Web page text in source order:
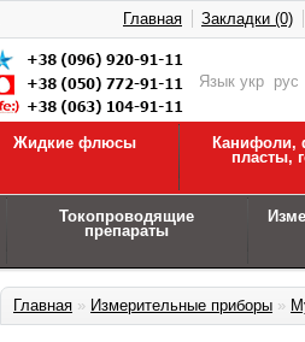
Язык укр рус
Главная Закладки (0)
Жидкие флюсы
Канифоли,
пласты,
Токопроводящие
препараты
Главная » Измерительные приборы »